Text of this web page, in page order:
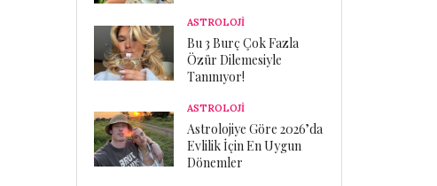
ASTROLOJİ
Bu 3 Burç Çok Fazla
Özür Dilemesiyle
Tanınıyor!
ASTROLOJİ
Astrolojiye Göre 2026’da
Evlilik İçin En Uygun
Dönemler